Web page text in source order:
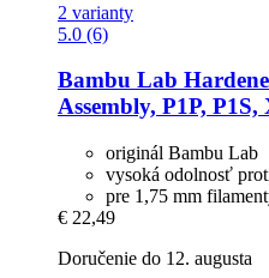
2 varianty
5.0 (6)
Bambu Lab
Assembly, P1P,
originál Bambu Lab
vysoká odolnosť
pre 1,75 mm
€ 22,49
Doručenie do 12. augusta